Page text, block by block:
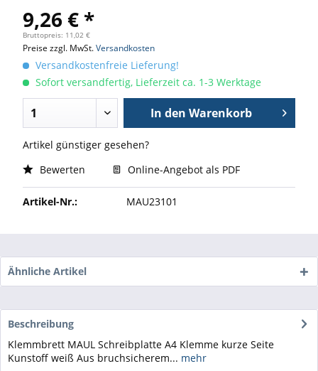
9,26 € *
Bruttopreis: 11,02 €
Preise zzgl. MwSt.Versandkosten
Versandkostenfreie Lieferung!
Sofort versandfertig, Lieferzeit ca. 1-3 Werktage
In den Warenkorb
Artikel günstiger gesehen?
Bewerten
Online-Angebot als PDF
Artikel-Nr.: MAU23101
Ähnliche Artikel
Beschreibung
Klemmbrett MAUL Schreibplatte A4 Klemme kurze Seite
Kunstoff weiß Aus bruchsicherem... mehr